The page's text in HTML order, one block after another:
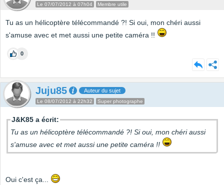
Le 07/07/2012 à 07h04 Membre utile
Tu as un hélicoptère télécommandé ?! Si oui, mon chéri aussi
s'amuse avec et met aussi une petite caméra !!
0
Juju85 Auteur du sujet
Le 08/07/2012 à 22h32 Super photographe
J&K85 a écrit:
Tu as un hélicoptère télécommandé ?! Si oui, mon chéri aussi
s'amuse avec et met aussi une petite caméra !!
Oui c'est ça...